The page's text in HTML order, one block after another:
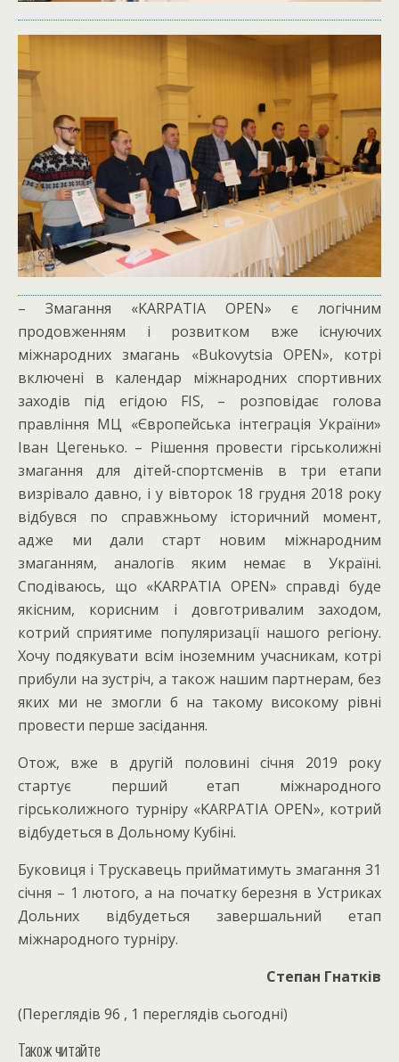
– Змагання «KARPATIA OPEN» є логічним
продовженням і розвитком вже існуючих
міжнародних змагань «Bukovytsia OPEN», котрі
включені в календар міжнародних спортивних
заходів під егідою FIS, – розповідає голова
правління МЦ «Європейська інтеграція України»
Іван Цегенько. – Рішення провести гірськолижні
змагання для дітей-спортсменів в три етапи
визрівало давно, і у вівторок 18 грудня 2018 року
відбувся по справжньому історичний момент,
адже ми дали старт новим міжнародним
змаганням, аналогів яким немає в Україні.
Сподіваюсь, що «KARPATIA OPEN» справді буде
якісним, корисним і довготривалим заходом,
котрий сприятиме популяризації нашого регіону.
Хочу подякувати всім іноземним учасникам, котрі
прибули на зустріч, а також нашим партнерам, без
яких ми не змогли б на такому високому рівні
провести перше засідання.
Отож, вже в другій половині січня 2019 року
стартує перший етап міжнародного
гірськолижного турніру «KARPATIA OPEN», котрий
відбудеться в Дольному Кубіні.
Буковиця і Трускавець прийматимуть змагання 31
січня – 1 лютого, а на початку березня в Устриках
Дольних відбудеться завершальний етап
міжнародного турніру.
Степан Гнатків
(Переглядів 96 , 1 переглядів сьогодні)
Також читайте